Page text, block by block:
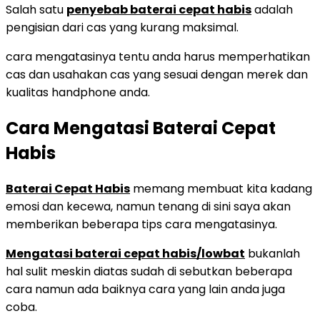
Salah satu penyebab baterai cepat habisadalah
pengisian dari cas yang kurang maksimal.
cara mengatasinya tentu anda harus memperhatikan
cas dan usahakan cas yang sesuai dengan merek dan
kualitas handphone anda.
Cara Mengatasi Baterai Cepat
Habis
Baterai Cepat Habis memang membuat kita kadang
emosi dan kecewa, namun tenang di sini saya akan
memberikan beberapa tips cara mengatasinya.
Mengatasi baterai cepat habis/lowbat bukanlah
hal sulit meskin diatas sudah di sebutkan beberapa
cara namun ada baiknya cara yang lain anda juga
coba.